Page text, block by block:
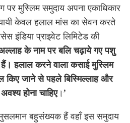
पर मुस्लिम समुदाय अपना एकाधिकार
केवल हलाल मांस का सेवन करते
इंडिया प्राइवेट लिमिटेड की
के नाम पर बलि चढ़ाये गए पशु
हलाल करने वाला कसाई मुस्लिम
किए जाने से पहले बिस्मिल्लाह और
होना चाहिए।’
मुसलमान बहुसंख्यक हैं वहाँ इस समुदाय